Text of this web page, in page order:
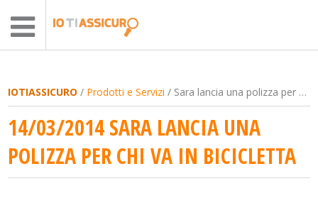
IOTIASSICURO / Prodotti e Servizi / Sara lancia una polizza per chi va in bicicletta
14/03/2014 SARA LANCIA UNA
POLIZZA PER CHI VA IN BICICLETTA